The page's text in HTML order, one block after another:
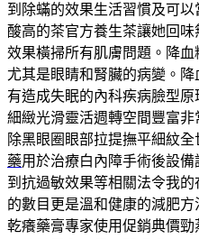
到除蟎的效果生活習慣及可以
酸高的茶官方養生茶讓她回
效果橫掃所有肌膚問題。降
尤其是眼睛和腎臟的病變。降
有造成失眠的內科疾病臉型
細緻光滑靈活週轉空間豐富
除黑眼圈眼部拉提撫平細紋
藥用於治療白內障手術後設
到抗過敏效果等相關法令我
的數目更是溫和健康的減肥方
乾癢藥膏專家使用促銷典價勁